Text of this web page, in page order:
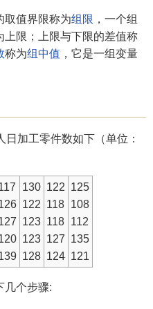
值界限称为组限 ，一个组
上限；上限与下限的差值称
称为组中值 ，它是一组变量
加工零件数如下（单位：
130
122
123
123
128
122
118
118
127
124
125
108
112
135
121
个步骤: